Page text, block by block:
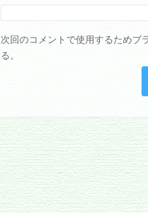
次回のコメントで使用するためブ
る。